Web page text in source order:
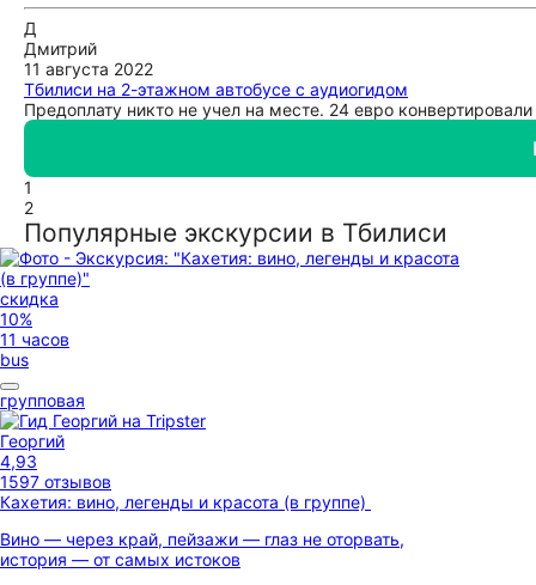
Д
Дмитрий
11 августа 2022
Тбилиси на 2-этажном автобусе с аудиогидом
Предоплату никто не учел на месте. 24 евро
1
2
Популярные экскурсии в Тбилиси
скидка
10%
11 часов
bus
групповая
Георгий
4,93
1597 отзывов
Кахетия: вино, легенды и красота (в группе)
Вино — через край, пейзажи — глаз не оторвать,
история — от самых истоков